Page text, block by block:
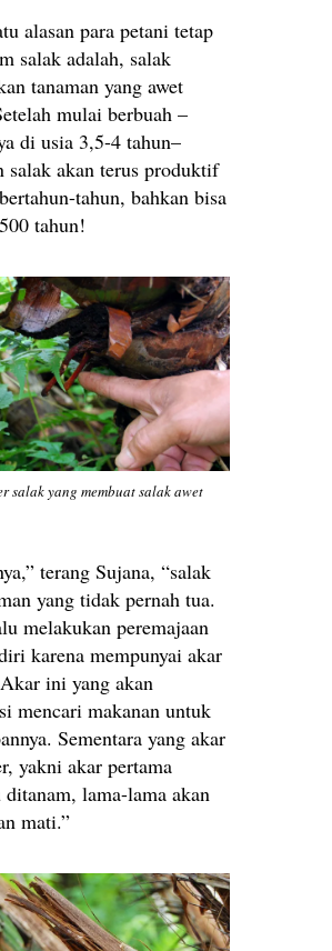
alasan para petani tetap
salak adalah, salak
tanaman yang awet
mulai berbuah –
di usia 3,5-4 tahun–
salak akan terus produktif
tahun, bahkan bisa
tahun!
salak yang membuat salak awet
terang Sujana, “salak
yang tidak pernah tua.
melakukan peremajaan
karena mempunyai akar
ini yang akan
mencari makanan untuk
Sementara yang akar
yakni akar pertama
ditanam, lama-lama akan
mati.”